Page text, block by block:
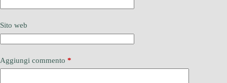
Sito web
Aggiungi commento *